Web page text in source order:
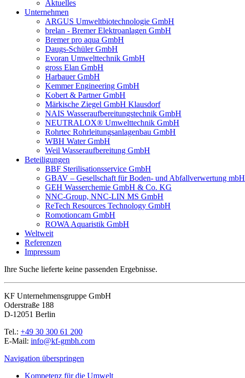
Aktuelles
Unternehmen
ARGUS Umweltbiotechnologie GmbH
brelan - Bremer Elektroanlagen GmbH
Bremer pro aqua GmbH
Daugs-Schüler GmbH
Evoran Umwelt­technik GmbH
gross Elan GmbH
Harbauer GmbH
Kemmer Engineering GmbH
Kobert & Partner GmbH
Märkische Ziegel GmbH Klausdorf
NAIS Wasseraufbereitungstechnik GmbH
NEUTRALOX® Umwelttechnik GmbH
Rohrtec Rohrleitungsanlagenbau GmbH
WBH Water GmbH
Weil Wasseraufbereitung GmbH
Beteiligungen
BBF Sterilisationsservice GmbH
GBAV – Gesellschaft für Boden- und Abfallverwertung mbH
GEH Wasserchemie GmbH & Co. KG
NNC-Group, NNC-LIN MS GmbH
ReTech Resources Technology GmbH
Romotioncam GmbH
ROWA Aquaristik GmbH
Weltweit
Referenzen
Impressum
Ihre Suche lieferte keine passenden Ergebnisse.
KF Unternehmensgruppe GmbH
Oderstraße 188
D-12051 Berlin
Tel.: +49 30 300 61 200
E-Mail: info@kf-gmbh.com
Navigation überspringen
Kompetenz für die Umwelt